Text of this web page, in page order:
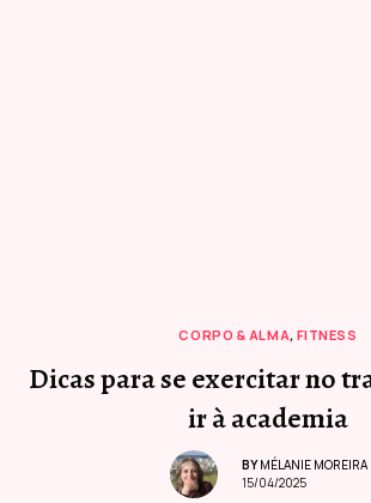
CORPO & ALMA, FITNESS
Dicas para se exercitar no
ir à academia
BY MÉLANIE MOREIRA
15/04/2025